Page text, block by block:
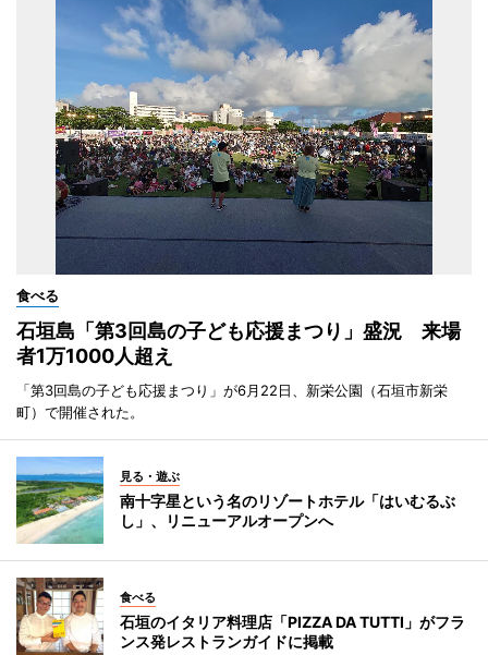
食べる
石垣島「第3回島の子ども応援まつり」盛況 来場
者1万1000人超え
「第3回島の子ども応援まつり」が6月22日、新栄公園（石垣市新栄
町）で開催された。
見る・遊ぶ
南十字星という名のリゾートホテル「はいむるぶ
し」、リニューアルオープンへ
食べる
石垣のイタリア料理店「PIZZA DA TUTTI」がフラ
ンス発レストランガイドに掲載